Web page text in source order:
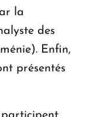
la
des
Enfin,
présentés